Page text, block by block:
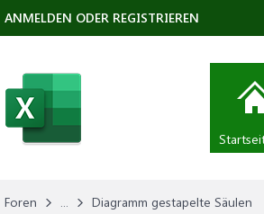
Foren ... Diagramm gestapelte Säulen
ANMELDEN ODER REGISTRIEREN